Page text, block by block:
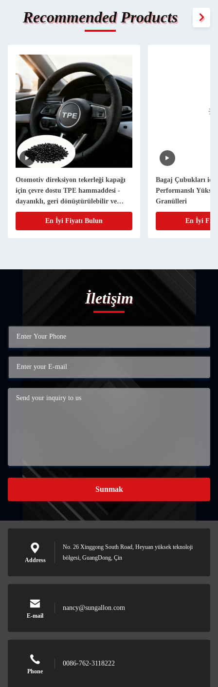
Recommended Products
Otomotiv direksiyon tekerleği kapağı
için çevre dostu TPE hammaddesi -
dayanıklı, geri dönüştürülebilir ve
toksik değil.
En İyi Fiyatı Bulun
Bagaj Çubukları
Performanslı
Granülleri
En İyi
İletişim
Sunmak
Address
No. 26 Xinggong South Road, Heyuan yüksek teknoloji
bölgesi, GuangDong, Çin
E-mail
nancy@sungallon.com
Phone
0086-762-3118222